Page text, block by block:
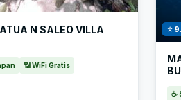
N SALEO VILLA
📶 WiFi Gratis
⭐
☕